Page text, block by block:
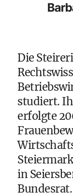
Die
studiert.
erfolgte
in